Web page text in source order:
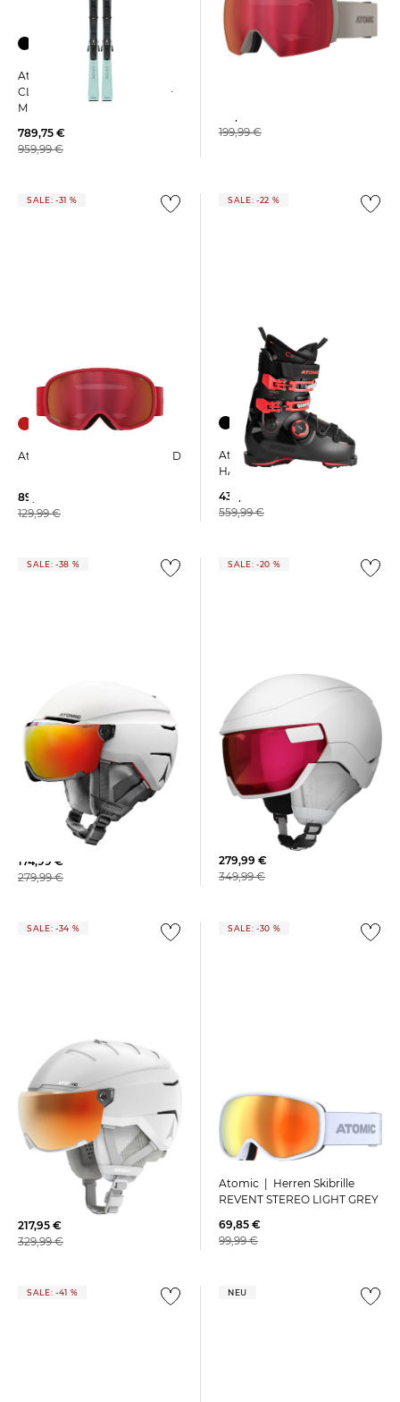
Atomic | Damen Skier
CLOUD Q14 REVOSHOCK S +
MI 12 GW
789,75 €
959,99 €
199,99 €
SALE: -31 %
Atomic | Skibrille REVENT HD
89,99 €
129,99 €
SALE: -22 %
Atomic | Herren Skischuhe
HAWX PRIME 110X BOA
435,95 €
559,99 €
SALE: -38 %
VISOR HD
174,99 €
279,99 €
SALE: -20 %
AMID VISOR HD
279,99 €
349,99 €
SALE: -34 %
AMID VISOR HD White
217,95 €
329,99 €
SALE: -30 %
Atomic | Herren Skibrille
REVENT STEREO LIGHT GREY
69,85 €
99,99 €
SALE: -41 % NEU